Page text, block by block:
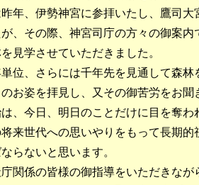
年、伊勢神宮に参拝いたし、鷹司大
が、その際、神宮司庁の方々の御案
見学させていただきました。
位、さらには千年先を見通して森林
のお姿を拝見し、又その御苦労をお
、今日、明日のことだけに目を奪わ
将来世代への思いやりをもって長期
らないと思います。
関係の皆様の御指導をいただきなが